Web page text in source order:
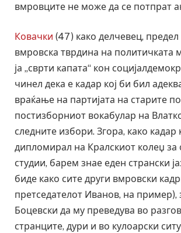
вмровците не може да се потпрат
Ковачки (47) како делчевец, предел
вмровска тврдина на политичката
ја „сврти капата“ кон
чинел дека е кадар кој би бил
враќање на партијата на старите
постизборниот вокабулар на
следните избори. Згора, како кадар
дипломирал на Кралскиот колеџ
студии, барем знае еден странски
биде како сите други вмровски
претседателот Иванов, на пример),
Боцевски да му преведува во
странците, дури и во кулоарски